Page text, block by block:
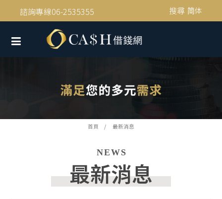
諮詢專線06-2535355 搜尋 简体
首頁 最新消息
NEWS
最新消息